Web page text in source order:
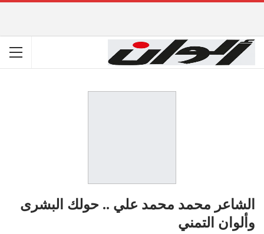
الشاعر محمد محمد علي .. حولك البشرى
وألوان التمني